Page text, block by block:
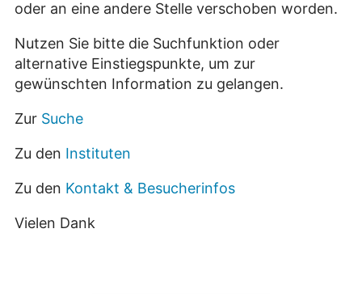
oder an eine andere Stelle verschoben worden.
Nutzen Sie bitte die Suchfunktion oder
alternative Einstiegspunkte, um zur
gewünschten Information zu gelangen.
Zur Suche
Zu den Instituten
Zu den Kontakt & Besucherinfos
Vielen Dank